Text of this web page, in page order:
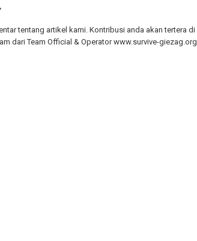
tentang artikel kami. Kontribusi anda akan tertera di
dari Team Official & Operator www.survive-giezag.org